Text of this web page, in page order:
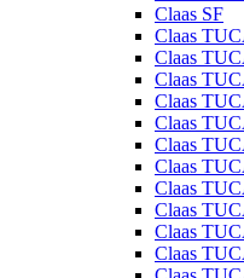
Claas SF
Claas
Claas
Claas
Claas
Claas
Claas
Claas
Claas
Claas
Claas
Claas